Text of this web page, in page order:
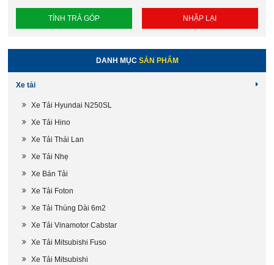
DANH MỤC SẢN PHẨM
Xe tải
Xe Tải Hyundai N250SL
Xe Tải Hino
Xe Tải Thái Lan
Xe Tải Nhẹ
Xe Bán Tải
Xe Tải Foton
Xe Tải Thùng Dài 6m2
Xe Tải Vinamotor Cabstar
Xe Tải Mitsubishi Fuso
Xe Tải Mitsubishi